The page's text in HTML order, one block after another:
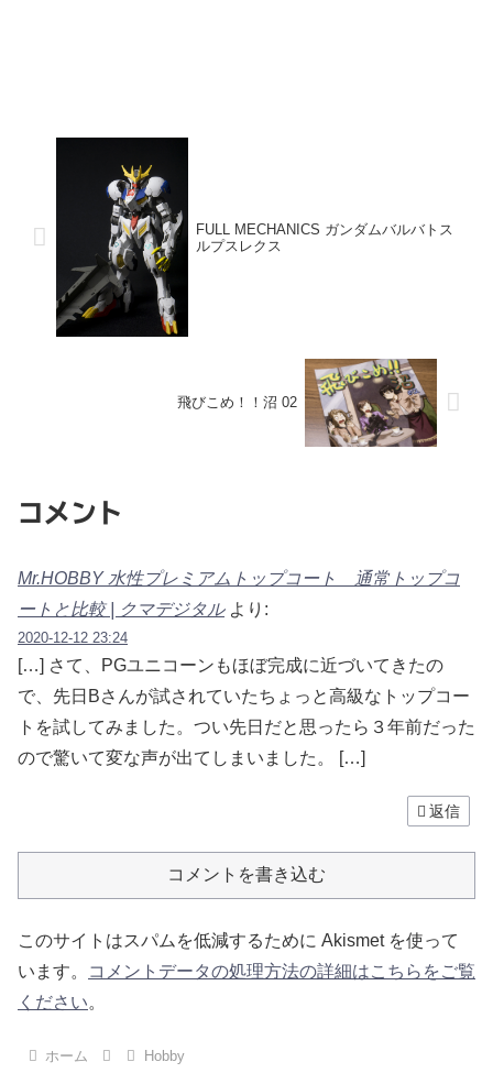
FULL MECHANICS ガンダムバルバトス
ルプスレクス
飛びこめ！！沼 02
コメント
Mr.HOBBY 水性プレミアムトップコート 通常トップコ
ートと比較 | クマデジタル より:
2020-12-12 23:24
[…] さて、PGユニコーンもほぼ完成に近づいてきたの
で、先日Bさんが試されていたちょっと高級なトップコー
トを試してみました。つい先日だと思ったら３年前だった
ので驚いて変な声が出てしまいました。 […]
返信
コメントを書き込む
このサイトはスパムを低減するために Akismet を使って
います。
コメントデータの処理方法の詳細はこちらをご覧
ください。
ホーム Hobby